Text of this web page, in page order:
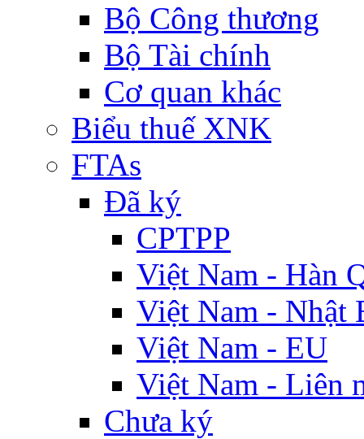
Bộ Công thương
Bộ Tài chính
Cơ quan khác
Biểu thuế XNK
FTAs
Đã ký
CPTPP
Việt Nam - Hàn
Việt Nam - Nhật
Việt Nam - EU
Việt Nam - Liên
Chưa ký